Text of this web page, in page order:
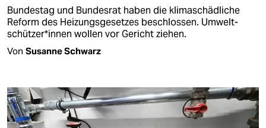
Bundestag und Bundesrat haben die klimaschädliche
Reform des Heizungsgesetzes beschlossen. Um­welt­
schüt­ze­r*in­nen wollen vor Gericht ziehen.
Von Susanne Schwarz